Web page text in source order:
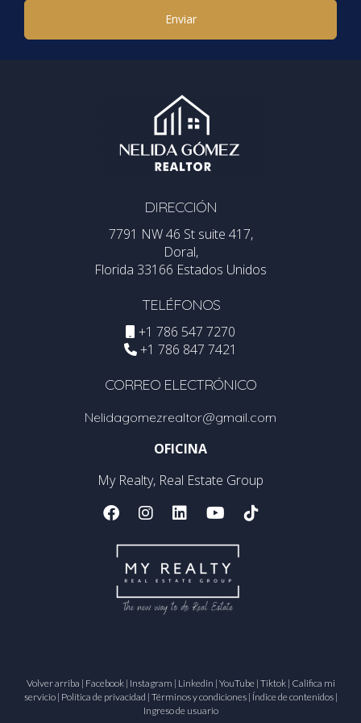
¿Cómo puedo contactar a un agente
inmobiliario en Wilton Manors?
consejos sobre el mercado inmobiliario local.
Enviar
DIRECCIÓN
7791 NW 46 St suite 417,
Doral,
Florida 33166 Estados Unidos
TELÉFONOS
+1 786 547 7270
+1 786 847 7421
CORREO ELECTRÓNICO
Nelidagomezrealtor@gmail.com
OFICINA
My Realty, Real Estate Group
Volver arriba | Facebook| Instagram | Linkedin | YouTube| Tiktok| Califica mi
servicio| Política de privacidad | Términos y condiciones| Índice de contenidos|
Ingreso de usuario